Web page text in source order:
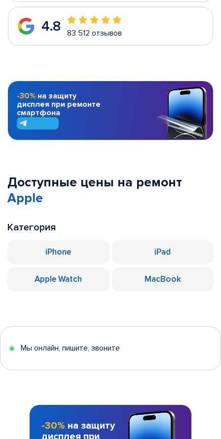
4.8 83 512 отзывов
-30% на защиту
дисплея при ремонте
смартфона
Доступные цены на ремонт
Apple
Категория
iPhone iPad
Apple Watch MacBook
Мы онлайн, пишите, звоните
-30% на защиту
дисплея при